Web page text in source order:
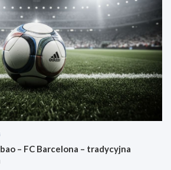
– FC Barcelona – tradycyjna